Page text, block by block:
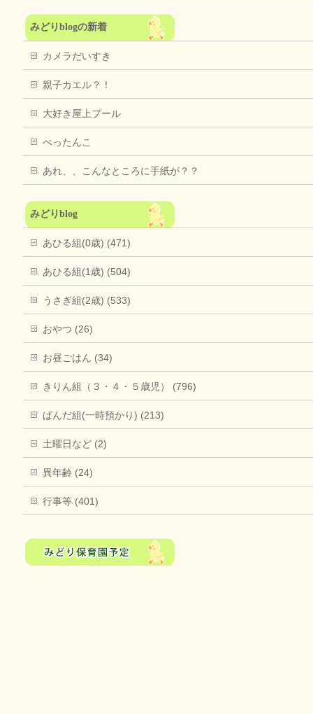
みどりblogの新着
カメラだいすき
親子カエル？！
大好き屋上プール
ぺったんこ
あれ、、こんなところに手紙が？？
みどりblog
あひる組(0歳) (471)
あひる組(1歳) (504)
うさぎ組(2歳) (533)
おやつ (26)
お昼ごはん (34)
きりん組（３・４・５歳児） (796)
ぱんだ組(一時預かり) (213)
土曜日など (2)
異年齢 (24)
行事等 (401)